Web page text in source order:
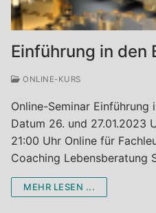
Einführung in den
ONLINE-KURS
Online-Seminar Einführung
Datum 26. und 27.01.2023
21:00 Uhr Online für
Coaching Lebensberatung
MEHR LESEN ...